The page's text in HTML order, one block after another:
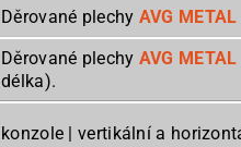
Děrované plechy AVG METAL
Děrované plechy AVG METAL
délka).
konzole | vertikální a